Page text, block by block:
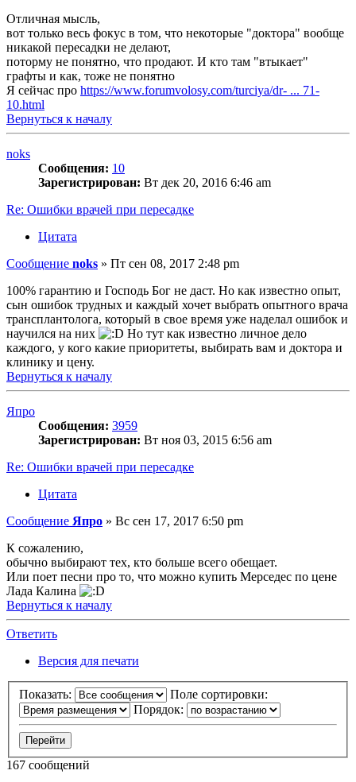
Отличная мысль,
вот только весь фокус в том, что некоторые "доктора" вообще
никакой пересадки не делают,
поторму не понятно, что продают. И кто там "втыкает"
графты и как, тоже не понятно
Я сейчас про https://www.forumvolosy.com/turciya/dr- ... 71-
10.html
Вернуться к началу
noks
Сообщения: 10
Зарегистрирован: Вт дек 20, 2016 6:46 am
Re: Ошибки врачей при пересадке
Цитата
Сообщение noks » Пт сен 08, 2017 2:48 pm
100% гарантию и Господь Бог не даст. Но как известно опыт,
сын ошибок трудных и каждый хочет выбрать опытного врача
трансплантолога, который в свое время уже наделал ошибок и
научился на них
Но тут как известно личное дело
каждого, у кого какие приоритеты, выбирать вам и доктора и
клинику и цену.
Вернуться к началу
Япро
Сообщения: 3959
Зарегистрирован: Вт ноя 03, 2015 6:56 am
Re: Ошибки врачей при пересадке
Цитата
Сообщение Япро » Вс сен 17, 2017 6:50 pm
К сожалению,
обычно выбирают тех, кто больше всего обещает.
Или поет песни про то, что можно купить Мерседес по цене
Лада Калина
Вернуться к началу
Ответить
Версия для печати
Показать:
Поле сортировки:
Порядок:
167 сообщений